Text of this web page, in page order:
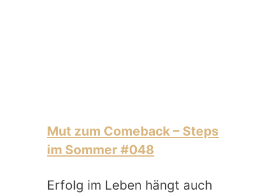
Mut zum Comeback – Steps
im Sommer #048
Erfolg im Leben hängt auch